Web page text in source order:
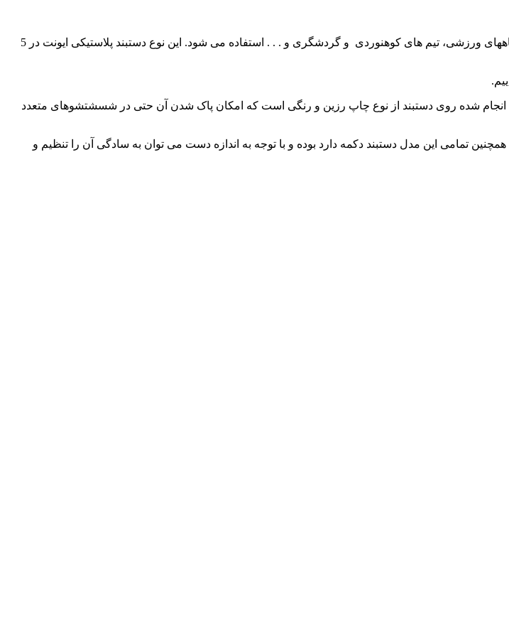
از این نوع دستبند در مواردی چون ؛ گروه بندی تیم ها ، طرفداران تیم ها ، مدارس ورزشی ، باشگاههای ورزشی، تیم های کوهنوردی و گردشگری و . . . استفاده می شود. این نوع دستبند پلاستیکی ایونت در 5
انجام شده روی دستبند از نوع چاپ رزین و رنگی است که امکان پاک شدن آن حتی در شسشتشوهای متعدد
تمامی این مدل دستبند دکمه دارد بوده و با توجه به اندازه دست می توان به سادگی آن را تنظیم و